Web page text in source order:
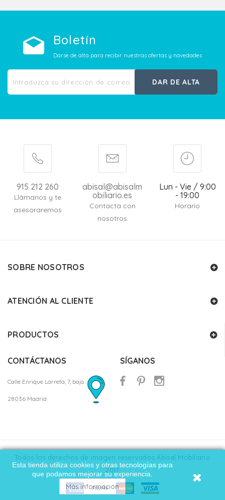
Esta tienda utiliza cookies y otras tecnologías para
que podamos mejorar su experiencia.
Más información
Boletín
Darse de alta para recibir nuestras ofertas y novedades
DAR DE ALTA
915 212 260
Llámanos y te
asesoraremos
abisal@abisalm
obiliario.es
Contacta con
nosotros
Lun - Vie / 9:00
- 19:00
Horario
SOBRE NOSOTROS
ATENCIÓN AL CLIENTE
PRODUCTOS
CONTÁCTANOS
Calle Enrique Larreta, 7, bajo
28036 Madrid
SÍGANOS
Todos los derechos de imagen reservados Abisal Mobiliario
2017